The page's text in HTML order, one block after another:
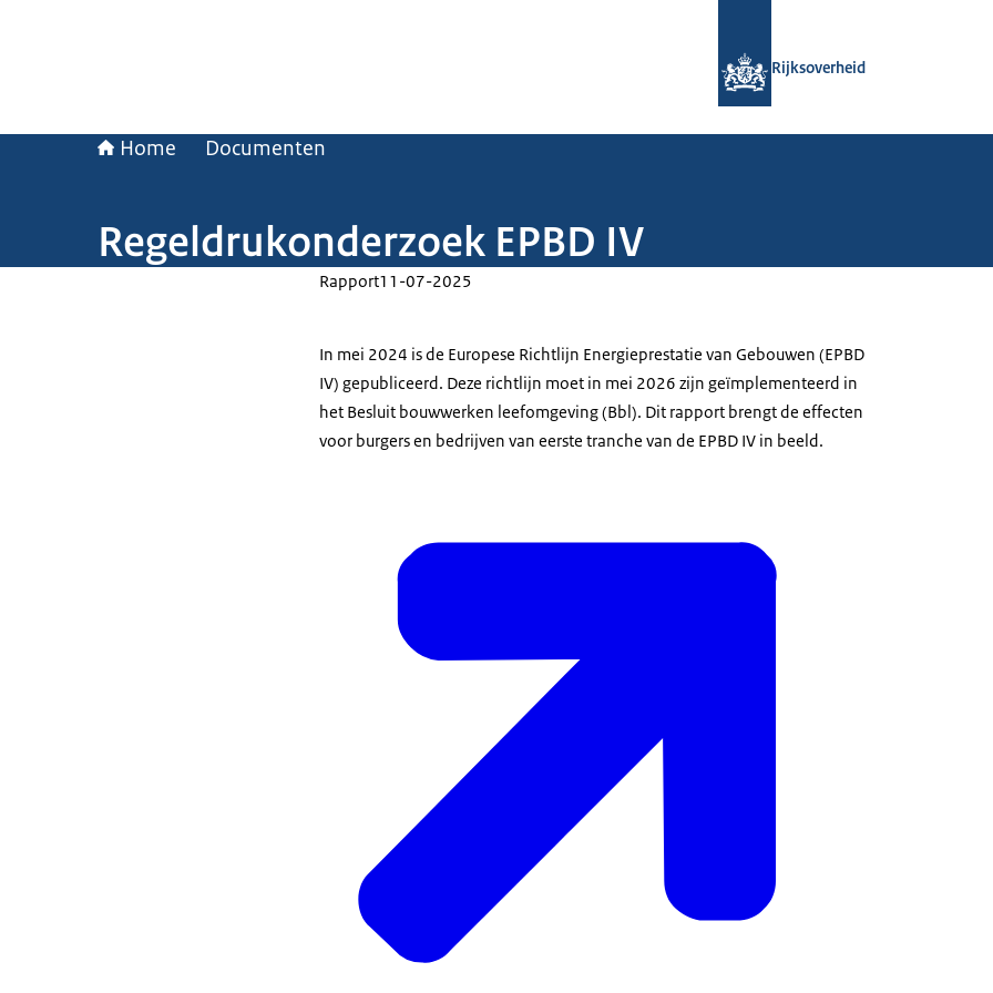
Rijksoverheid
Home Documenten
Regeldrukonderzoek EPBD IV
Rapport11-07-2025
In mei 2024 is de Europese Richtlijn Energieprestatie van Gebouwen (EPBD
IV) gepubliceerd. Deze richtlijn moet in mei 2026 zijn geïmplementeerd in
het Besluit bouwwerken leefomgeving (Bbl). Dit rapport brengt de effecten
voor burgers en bedrijven van eerste tranche van de EPBD IV in beeld.